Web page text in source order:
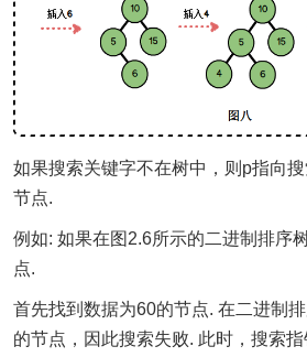
如果搜索关键字不在树中，则p指向
节点.
例如: 如果在图2.6所示的二进制排序
点.
首先找到数据为60的节点. 在二进制
的节点，因此搜索失败. 此时，搜索